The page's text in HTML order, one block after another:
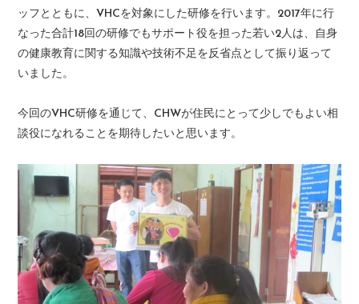
ッフとともに、VHCを対象にした研修を行います。2017年に行
なった合計18回の研修でもサポート役を担った若い2人は、自身
の健康教育に関する知識や技術不足を反省点として振り返って
いました。
今回のVHC研修を通じて、CHWが住民にとって少しでもよい相
談役になれることを期待したいと思います。